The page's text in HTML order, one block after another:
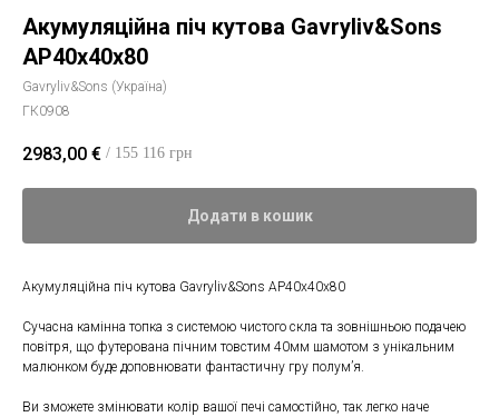
Акумуляційна піч кутова Gavryliv&Sons
AP40x40x80
Gavryliv&Sons (Україна)
ГК0908
2983,00 € / 155 116 грн
Додати в кошик
Акумуляційна піч кутова Gavryliv&Sons AP40x40x80
Сучасна камінна топка з системою чистого скла та зовнішньою подачею
повітря, що футерована пічним товстим 40мм шамотом з унікальним
малюнком буде доповнювати фантастичну гру полум’я.
Ви зможете змінювати колір вашої печі самостійно, так легко наче